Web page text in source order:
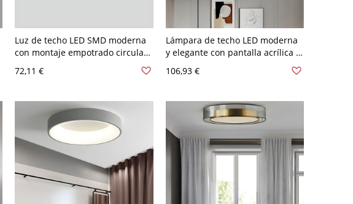
Luz de techo LED SMD moderna
con montaje empotrado circular
para uso residencial - 110 A 120
72,11 €
Lámpara de techo LED moderna
y elegante con pantalla acrílica -
Blanco
106,93 €